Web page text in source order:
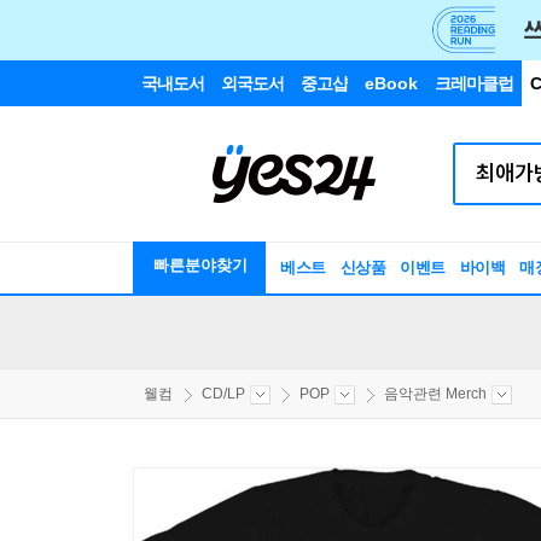
국내도서 외국도서 중고샵 eBook 크레마클럽
빠른분야찾기 베스트 신상품 이벤트 바이백 매
웰컴 CD/LP POP 음악관련 Merch